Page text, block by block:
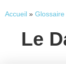
Accueil » Glossaire
Le